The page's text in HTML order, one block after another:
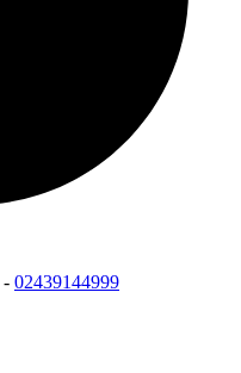
- 02439144999